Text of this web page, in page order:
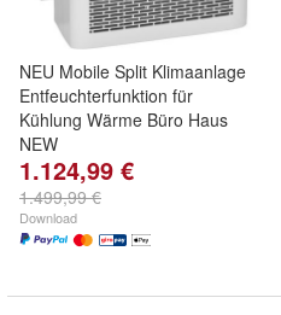
NEU Mobile Split Klimaanlage
Entfeuchterfunktion für
Kühlung Wärme Büro Haus
NEW
1.124,99 €
1.499,99 €
Download